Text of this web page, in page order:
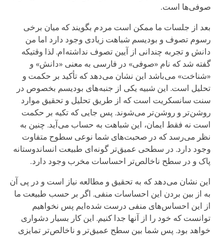
صوفی‌ها است.
بعد از جلسات ما ممکن است مردم بگویند که میان برخی
رسوم تصوف و بودیسم شباهت‌ زیادی وجود دارد اما من
دانش و تجربه چندانی از آیین تصوف نداشته‌ام. لذا وقتیکه
گفته شد که نام «صوفی» در فارسی به معنی «دانش» و
«شناخت» می‌باشد این نشان می‌دهد که تأکید بر حکمت و
تحلیل است. این شبیه یکی از جنبه‌های بودیسم بخصوص در
سنت سانسکریت است که از طریق تحلیل و تحقیق موارد
روشن‌تر و روشن‌تر می‌شوند. پس جایی که تکیه بر حکمت
است نه فقط ایمان، این شباهت به‌ حساب می‌آید. چنین به
نظر می‌رسد که در صحبت‌های شما نوعی سطوح متفاوت
وجود دارد. در سطحی عمیق‌تر گونه‌ای طبیعت انساندوستانه
پاک و در سطح ناخالص‌تر احساسات مخرب وجود دارد.
این نشان می‌دهد که به تحقیق و مطالعه نیاز است و در پی آن
به از بین بردن این احساسات منفی. اگر بر حسب طبیعت ما
از این احساس‌های منفی درست شده‌ایم پس نخواهیم
توانست که خود را از آنها جدا کنیم. این کار بسیار دشواری
خواهد بود. پس شما بین سطح عمیق‌تر و ناخالص‌تر تمایزی